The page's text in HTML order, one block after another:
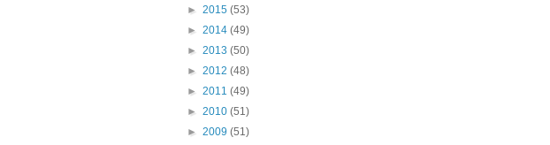
► 2015 (53)
► 2014 (49)
► 2013 (50)
► 2012 (48)
► 2011 (49)
► 2010 (51)
► 2009 (51)